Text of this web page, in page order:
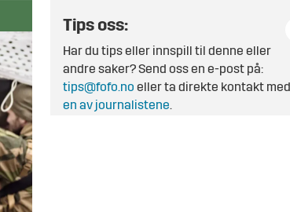
Tips oss:
Har du tips eller innspill til denne eller
andre saker? Send oss en e-post på:
tips@fofo.no eller ta direkte kontakt med
en av journalistene.